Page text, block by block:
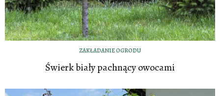
ZAKŁADANIE OGRODU
Świerk biały pachnący owocami